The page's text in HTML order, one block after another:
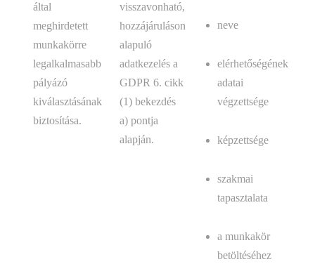
által
meghirdetett
munkakörre
legalkalmasabb
pályázó
kiválasztásának
biztosítása.
visszavonható,
hozzájáruláson
alapuló
adatkezelés a
GDPR 6. cikk
(1) bekezdés
a) pontja
alapján.
neve
elérhetőségének
adatai
végzettsége
képzettsége
szakmai
tapasztalata
a munkakör
betöltéséhez